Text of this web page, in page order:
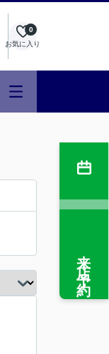
お気に入り
0
来店予約